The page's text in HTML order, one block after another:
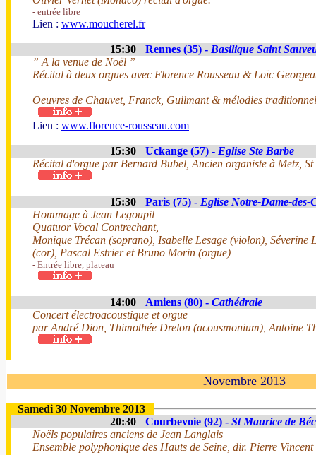
- entrée libre
Lien : www.moucherel.fr
15:30 Rennes (35) - Basilique Saint
” A la venue de Noël ”
Récital à deux orgues avec Florence Rousseau & Loïc
Oeuvres de Chauvet, Franck, Guilmant & mélodies
Lien : www.florence-rousseau.com
15:30 Uckange (57) - Eglise Ste Barbe
Récital d'orgue par Bernard Bubel, Ancien organiste à Metz,
15:30 Paris (75) - Eglise Notre-Dame-des-
Hommage à Jean Legoupil
Quatuor Vocal Contrechant,
Monique Trécan (soprano), Isabelle Lesage (violon),
(cor), Pascal Estrier et Bruno Morin (orgue)
- Entrée libre, plateau
14:00 Amiens (80) - Cathédrale
Concert électroacoustique et orgue
par André Dion, Thimothée Drelon (acousmonium), Antoine
Novembre 2013
Samedi 30 Novembre 2013
20:30
Courbevoie (92) - St Maurice de
Noëls populaires anciens de Jean Langlais
Ensemble polyphonique des Hauts de Seine, dir. Pierre Vincent